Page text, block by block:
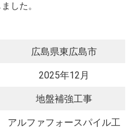
した。
広島県東広島市
2025年12月
地盤補強工事
アルファフォースパイル工